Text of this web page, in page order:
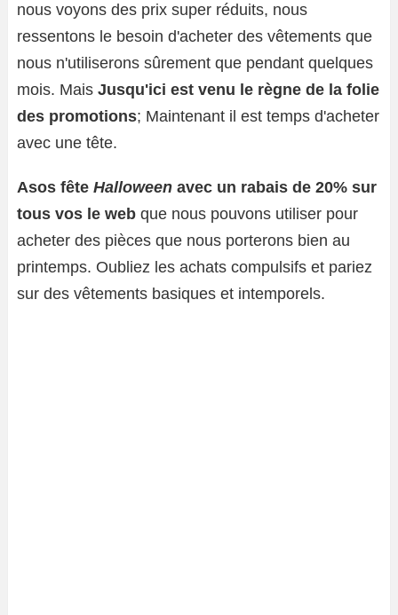
nous voyons des prix super réduits, nous
ressentons le besoin d'acheter des vêtements que
nous n'utiliserons sûrement que pendant quelques
mois. Mais Jusqu'ici est venu le règne de la folie
des promotions; Maintenant il est temps d'acheter
avec une tête.
Asos fête Halloween avec un rabais de 20% sur
tous vos le web que nous pouvons utiliser pour
acheter des pièces que nous porterons bien au
printemps. Oubliez les achats compulsifs et pariez
sur des vêtements basiques et intemporels.